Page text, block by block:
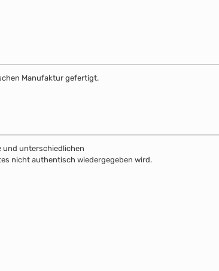
Manufaktur gefertigt.
und unterschiedlichen
nicht authentisch wiedergegeben wird.